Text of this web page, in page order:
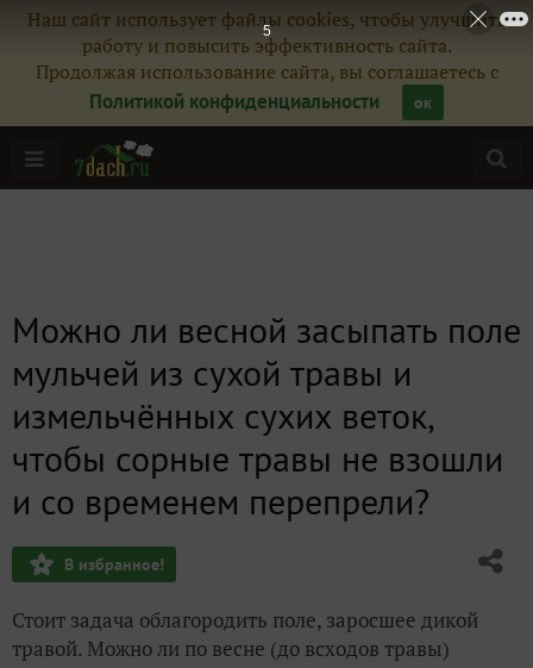
Наш сайт использует файлы cookies, чтобы улучшить
работу и повысить эффективность сайта.
Продолжая использование сайта, вы соглашаетесь с
Политикой конфиденциальности
ок
Можно ли весной засыпать поле
мульчей из сухой травы и
измельчённых сухих веток,
чтобы сорные травы не взошли
и со временем перепрели?
В избранное!
Стоит задача облагородить поле, заросшее дикой
травой. Можно ли по весне (до всходов травы)
4